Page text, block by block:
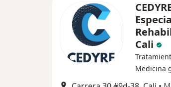
Cali
Medicina